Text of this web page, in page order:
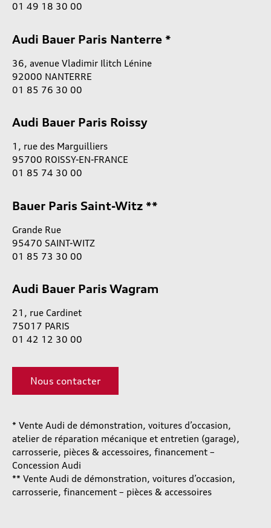
01 49 18 30 00
Audi Bauer Paris Nanterre *
36, avenue Vladimir Ilitch Lénine
92000 NANTERRE
01 85 76 30 00
Audi Bauer Paris Roissy
1, rue des Marguilliers
95700 ROISSY-EN-FRANCE
01 85 74 30 00
Bauer Paris Saint-Witz **
Grande Rue
95470 SAINT-WITZ
01 85 73 30 00
Audi Bauer Paris Wagram
21, rue Cardinet
75017 PARIS
01 42 12 30 00
Nous contacter
* Vente Audi de démonstration, voitures d’occasion,
atelier de réparation mécanique et entretien (garage),
carrosserie, pièces & accessoires, financement –
Concession Audi
** Vente Audi de démonstration, voitures d’occasion,
carrosserie, financement – pièces & accessoires